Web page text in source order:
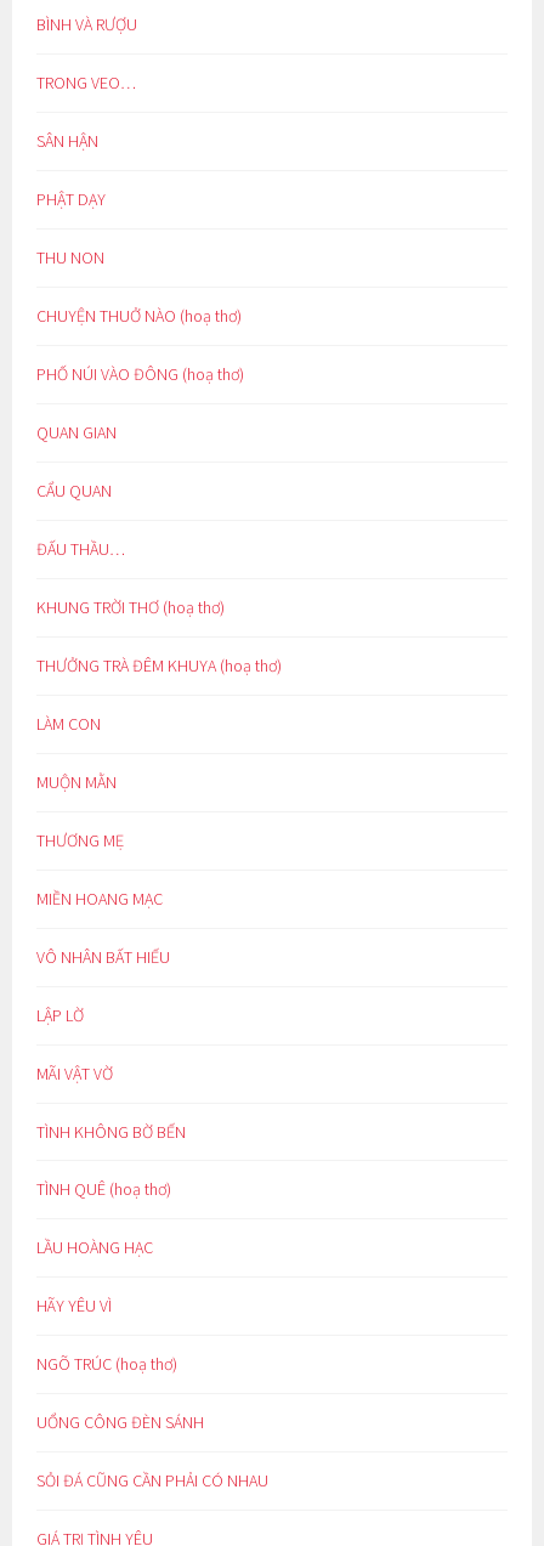
BÌNH VÀ RƯỢU
TRONG VEO…
SÂN HẬN
PHẬT DẠY
THU NON
CHUYỆN THUỞ NÀO (hoạ thơ)
PHỐ NÚI VÀO ĐÔNG (hoạ thơ)
QUAN GIAN
CẨU QUAN
ĐẤU THẦU…
KHUNG TRỜI THƠ (hoạ thơ)
THƯỞNG TRÀ ĐÊM KHUYA (hoạ thơ)
LÀM CON
MUỘN MẰN
THƯƠNG MẸ
MIỀN HOANG MẠC
VÔ NHÂN BẤT HIẾU
LẬP LỜ
MÃI VẬT VỜ
TÌNH KHÔNG BỜ BẾN
TÌNH QUÊ (hoạ thơ)
LẦU HOÀNG HẠC
HÃY YÊU VÌ
NGÕ TRÚC (hoạ thơ)
UỔNG CÔNG ĐÈN SÁNH
SỎI ĐÁ CŨNG CẦN PHẢI CÓ NHAU
GIÁ TRỊ TÌNH YÊU